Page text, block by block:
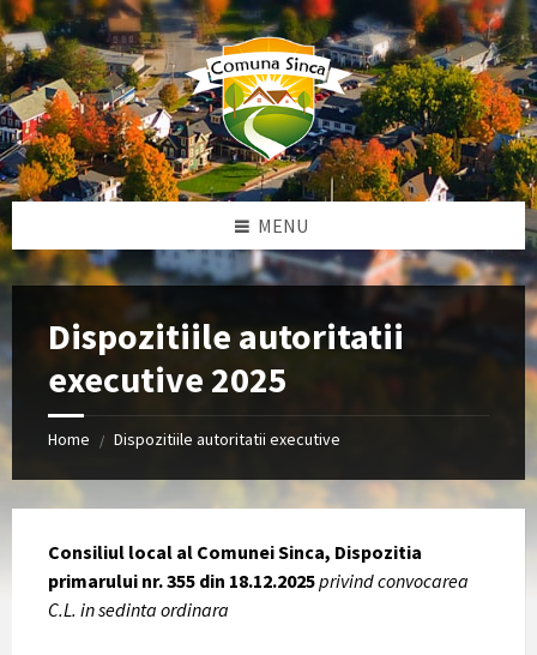
Skip
to
content
Skip
to
footer
MENU
Dispozitiile autoritatii
executive 2025
Home / Dispozitiile autoritatii executive
Consiliul local al Comunei Sinca, Dispozitia
primarului nr. 355 din 18.12.2025privind convocarea
C.L. in sedinta ordinara